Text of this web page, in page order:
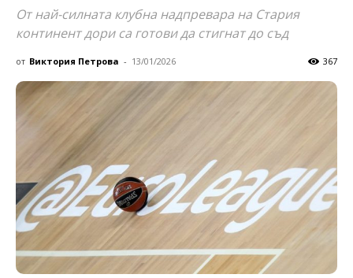
От най-силната клубна надпревара на Стария
континент дори са готови да стигнат до съд
от Виктория Петрова - 13/01/2026 367